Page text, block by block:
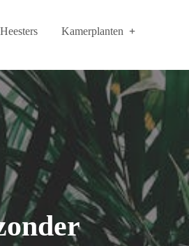
Heesters Kamerplanten